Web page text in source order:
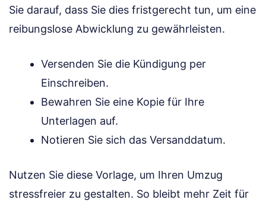
Sie darauf, dass Sie dies fristgerecht tun, um eine
reibungslose Abwicklung zu gewährleisten.
Versenden Sie die Kündigung per
Einschreiben.
Bewahren Sie eine Kopie für Ihre
Unterlagen auf.
Notieren Sie sich das Versanddatum.
Nutzen Sie diese Vorlage, um Ihren Umzug
stressfreier zu gestalten. So bleibt mehr Zeit für